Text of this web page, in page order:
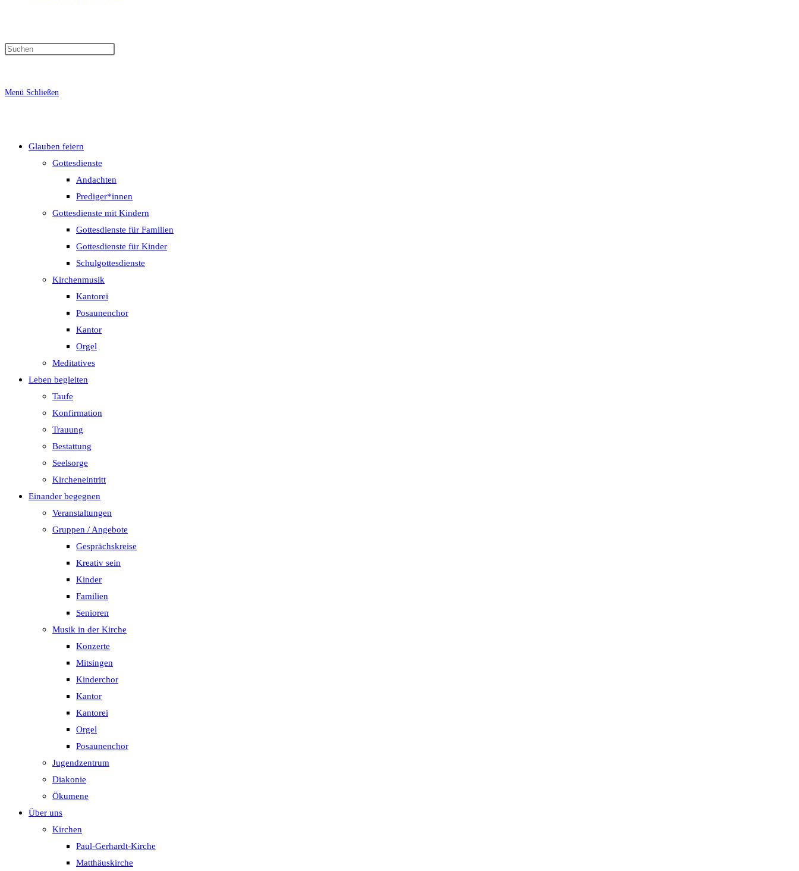
Menü Schließen
Glauben feiern
Gottesdienste
Andachten
Prediger*innen
Gottesdienste mit Kindern
Gottesdienste für Familien
Gottesdienste für Kinder
Schulgottesdienste
Kirchenmusik
Kantorei
Posaunenchor
Kantor
Orgel
Meditatives
Leben begleiten
Taufe
Konfirmation
Trauung
Bestattung
Seelsorge
Kircheneintritt
Einander begegnen
Veranstaltungen
Gruppen / Angebote
Gesprächskreise
Kreativ sein
Kinder
Familien
Senioren
Musik in der Kirche
Konzerte
Mitsingen
Kinderchor
Kantor
Kantorei
Orgel
Posaunenchor
Jugendzentrum
Diakonie
Ökumene
Über uns
Kirchen
Paul-Gerhardt-Kirche
Matthäuskirche